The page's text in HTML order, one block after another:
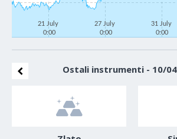
21 July
0:00
27 July
0:00
31 July
0:00
Ostali instrumenti - 10/